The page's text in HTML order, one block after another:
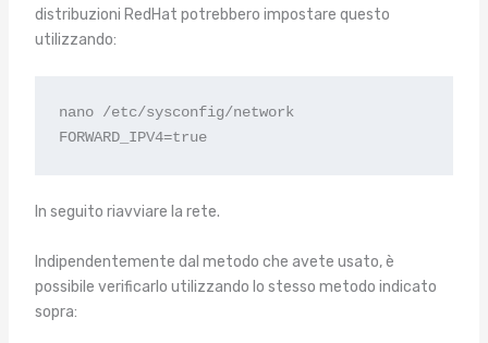
distribuzioni RedHat potrebbero impostare questo
utilizzando:
nano /etc/sysconfig/network
FORWARD_IPV4=true
In seguito riavviare la rete.
Indipendentemente dal metodo che avete usato, è
possibile verificarlo utilizzando lo stesso metodo indicato
sopra: